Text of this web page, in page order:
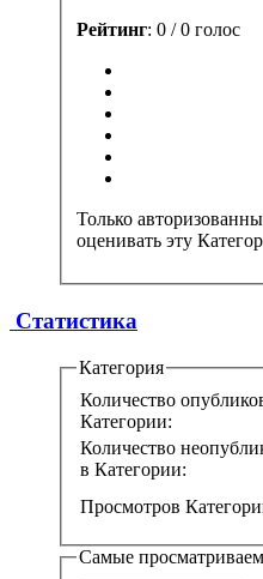
Рейтинг: 0 / 0 голос
Только
оценивать эту
Статистика
Категория
Количество
Категории:
Количество
в Категории:
Просмотров
Самые